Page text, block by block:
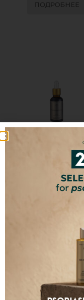
ПОДРОБНЕЕ
ДОБАВИТЬ В
КОРЗИНУ